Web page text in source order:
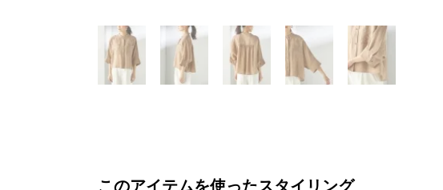
このアイテムを使ったスタイリング